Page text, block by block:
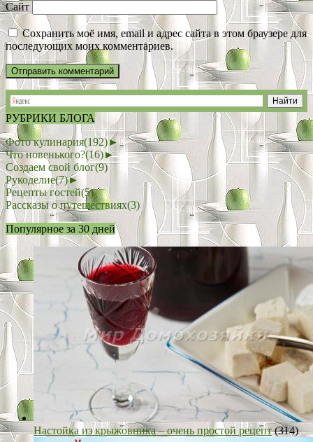
Сайт
Сохранить моё имя, email и адрес сайта в этом браузере для
последующих моих комментариев.
РУБРИКИ БЛОГА
Фото кулинария(192)►
Что новенького?(16)►
Создаем свой блог(9)
Рукоделие(7)►
Рецепты гостей(5)
Рассказы о путешествиях(3)
Популярное за 30 дней
Настойка из крыжовника – очень простой рецепт (314)